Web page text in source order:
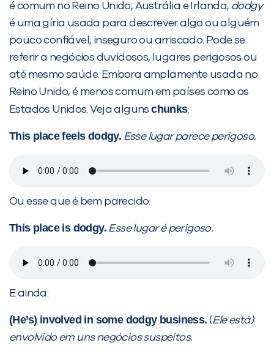
é comum no Reino Unido, Austrália e Irlanda, dodgy
é uma gíria usada para descrever algo ou alguém
pouco confiável, inseguro ou arriscado. Pode se
referir a negócios duvidosos, lugares perigosos ou
até mesmo saúde. Embora amplamente usada no
Reino Unido, é menos comum em países como os
Estados Unidos. Veja algunschunks:
This place feels dodgy. Esse lugar parece perigoso.
Ou esse que é bem parecido:
This place is dodgy. Esse lugar é perigoso.
E ainda:
(He’s) involved in some dodgy business. (Ele está)
envolvido em uns negócios suspeitos.